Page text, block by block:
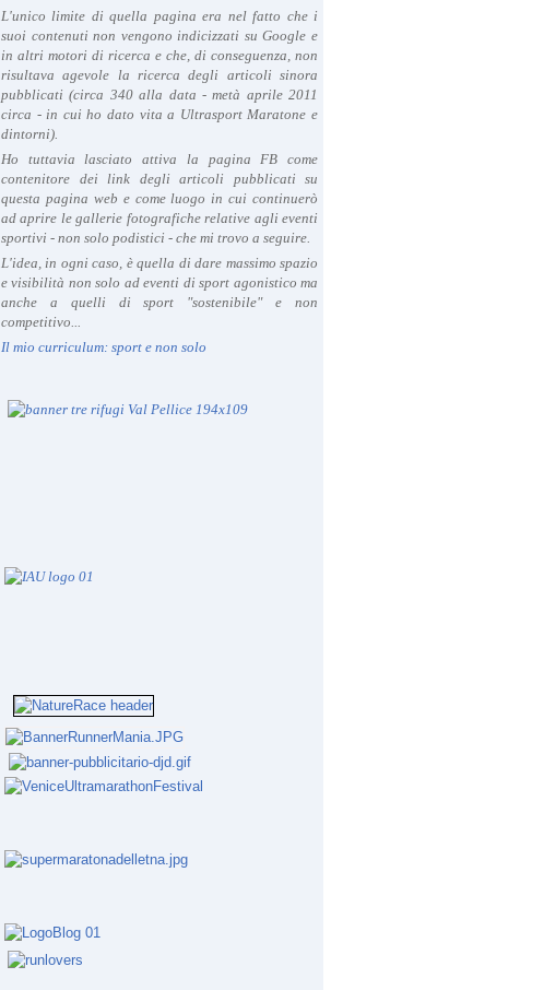
L'unico limite di quella pagina era nel fatto che i
suoi contenuti non vengono indicizzati su Google e
in altri motori di ricerca e che, di conseguenza, non
risultava agevole la ricerca degli articoli sinora
pubblicati (circa 340 alla data - metà aprile 2011
circa - in cui ho dato vita a Ultrasport Maratone e
dintorni).
Ho tuttavia lasciato attiva la pagina FB come
contenitore dei link degli articoli pubblicati su
questa pagina web e come luogo in cui continuerò
ad aprire le gallerie fotografiche relative agli eventi
sportivi - non solo podistici - che mi trovo a seguire.
L'idea, in ogni caso, è quella di dare massimo spazio
e visibilità non solo ad eventi di sport agonistico ma
anche a quelli di sport "sostenibile" e non
competitivo...
Il mio curriculum: sport e non solo